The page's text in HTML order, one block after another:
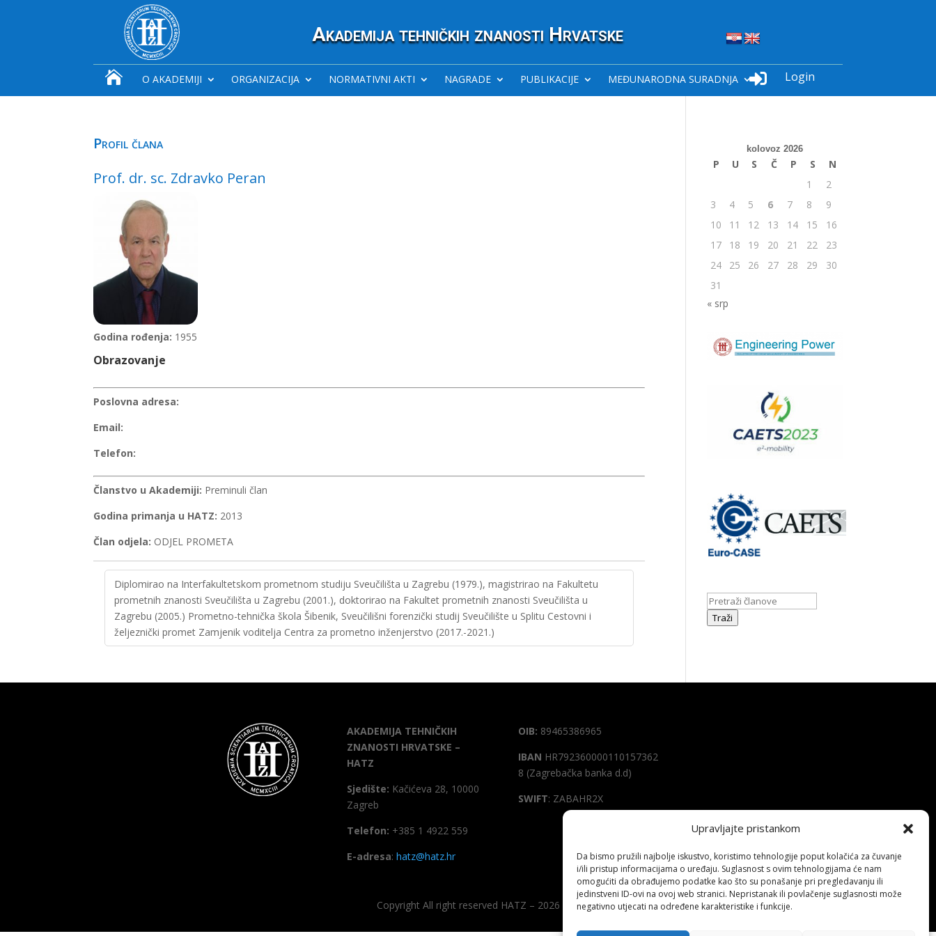
Upravljajte pristankom
Da bismo pružili najbolje iskustvo, koristimo tehnologije poput kolačića za čuvanje
i/ili pristup informacijama o uređaju. Suglasnost s ovim tehnologijama će nam
omogućiti da obrađujemo podatke kao što su ponašanje pri pregledavanju ili
jedinstveni ID-ovi na ovoj web stranici. Nepristanak ili povlačenje suglasnosti može
negativno utjecati na određene karakteristike i funkcije.
Akademija tehničkih znanosti Hrvatske
 O AKADEMIJI ORGANIZACIJA NORMATIVNI AKTI NAGRADE PUBLIKACIJE MEĐUNARODNA SURADNJA  Login
Profil člana
Prof. dr. sc. Zdravko Peran
Godina rođenja: 1955
Obrazovanje
Poslovna adresa:
Email:
Telefon:
Članstvo u Akademiji: Preminuli član
Godina primanja u HATZ: 2013
Član odjela: ODJEL PROMETA
Diplomirao na Interfakultetskom prometnom studiju Sveučilišta u Zagrebu (1979.), magistrirao na Fakultetu
prometnih znanosti Sveučilišta u Zagrebu (2001.), doktorirao na Fakultet prometnih znanosti Sveučilišta u
Zagrebu (2005.) Prometno-tehnička škola Šibenik, Sveučilišni forenzički studij Sveučilište u Splitu Cestovni i
željeznički promet Zamjenik voditelja Centra za prometno inženjerstvo (2017.-2021.)
kolovoz 2026
P U S Č P S
N
1
2
3
4 5 6 7 8
9
10
11 12 13 14 15
16
17
18 19 20 21 22
23
24
25 26 27 28 29
30
31
« srp
Traži
AKADEMIJA TEHNIČKIH
ZNANOSTI HRVATSKE –
HATZ
Sjedište: Kačićeva 28, 10000
Zagreb
Telefon: +385 1 4922 559
E-adresa: hatz@hatz.hr
OIB: 89465386965
IBAN HR792360000110157362
8 (Zagrebačka banka d.d)
SWIFT: ZABAHR2X
Copyright All right reserved HATZ – 2026